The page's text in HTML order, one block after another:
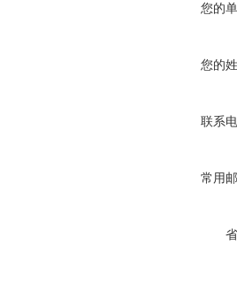
您的
您的
联系
常用